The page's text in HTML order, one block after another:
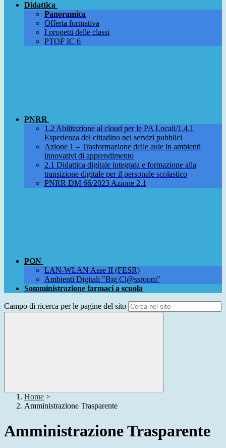
Didattica
Panoramica
Offerta formativa
I progetti delle classi
PTOF IC 6
PNRR
1.2 Abilitazione al cloud per le PA Locali/1.4.1
Esperienza del cittadino nei servizi pubblici
Azione 1 – Trasformazione delle aule in ambienti
innovativi di apprendimento
2.1 Didattica digitale integrata e formazione alla
transizione digitale per il personale scolastico
PNRR DM 66/2023 Azione 2.1
PON
LAN-WLAN Asse II (FESR)
Ambienti Digitali "Big Cl@ssroom"
Somministrazione farmaci a scuola
Campo di ricerca per le pagine del sito
Home >
Amministrazione Trasparente
Amministrazione Trasparente